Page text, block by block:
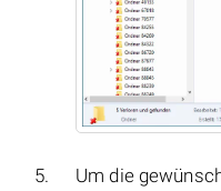
Um die